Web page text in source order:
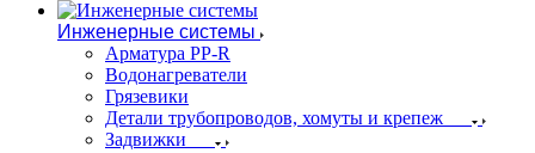
Инженерные системы
Арматура PP-R
Водонагреватели
Грязевики
Детали трубопроводов, хомуты и крепеж
Задвижки